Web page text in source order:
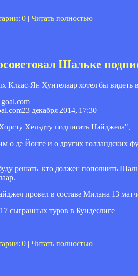
0 | Читать полностью
Шальке
Клаас-Ян Хунтелаар хотел бы
23 декабря 2014, 17:30
Хельдту подписать Найджела",
о де Йонге и о других голландских
решать, кто должен пополнить
провел в составе Милана 13
сыгранных туров в Бундеслиге
0 | Читать полностью